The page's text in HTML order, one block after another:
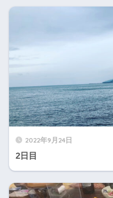
2022年9月24日
2日目